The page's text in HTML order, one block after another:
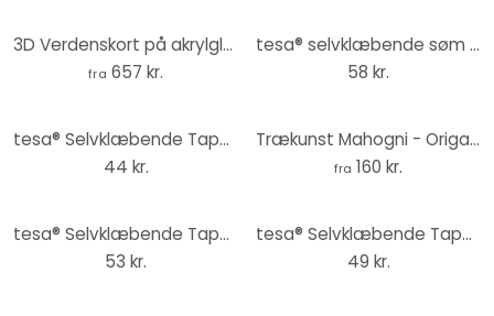
3D Verdenskort på akrylglas
fra 657 kr.
tesa® selvklæbende søm justerbar, Tapet & Gips 2x2kg
58 kr.
tesa® Selvklæbende Tapet & Gips, 2x1 kg
44 kr.
Trækunst Mahogni - Origami - Panda
fra 160 kr.
tesa® Selvklæbende Tapet & Gips, 2x2 kg
53 kr.
tesa® Selvklæbende Tapet & Gips, 1 kg
49 kr.